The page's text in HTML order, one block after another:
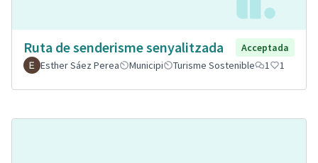
Ruta de senderisme senyalitzada
Acceptada
Esther Sáez Perea
Municipi Turisme Sostenible 1 1